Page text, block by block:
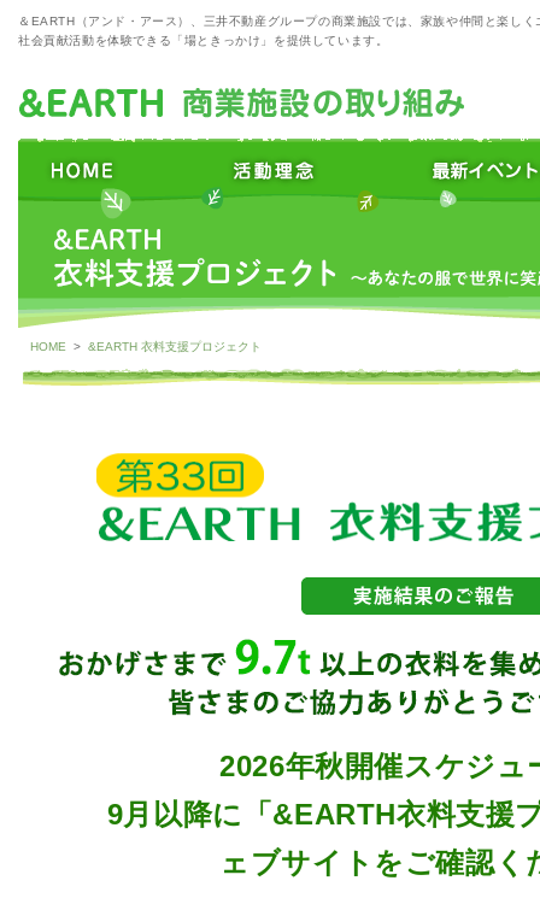
＆EARTH（アンド・アース）、三井不動産グループの商業施設では、家族や仲間と楽しく
社会貢献活動を体験できる「場ときっかけ」を提供しています。
HOME > &EARTH 衣料支援プロジェクト
2026年秋開催スケジュ
9月以降に「&EARTH衣料支援
ェブサイトをご確認く